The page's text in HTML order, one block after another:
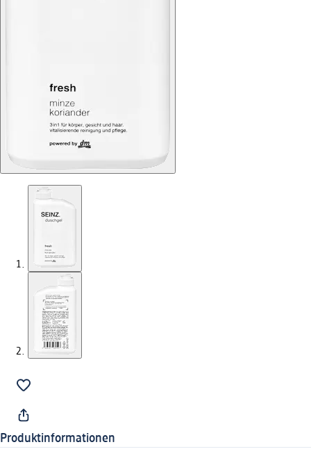
Produktinformationen